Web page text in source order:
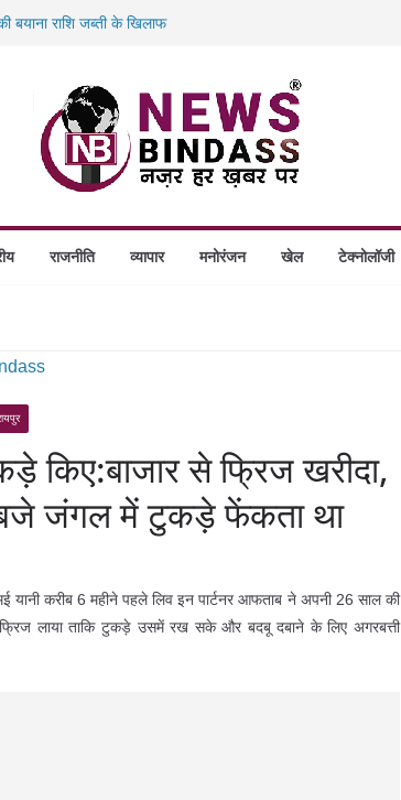
राशि जब्ती के खिलाफ
विकासखंड के 10 उत्कृष्ट गोठानों
13 म्यूल बैंक खाताधारक गिरफ्तार
राजनीति व्यापार मनोरंजन खेल टेक्नोलॉजी
किए:बाजार से फ्रिज खरीदा,
बजे जंगल में टुकड़े फेंकता था
यानी करीब 6 महीने पहले लिव इन पार्टनर आफताब ने अपनी 26 साल की
लाया ताकि टुकड़े उसमें रख सके और बदबू दबाने के लिए अगरबत्ती